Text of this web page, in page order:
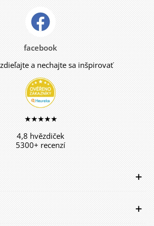
facebook
a nechajte sa inšpirovať
★★★★★
4,8 hvězdiček
5300+ recenzí